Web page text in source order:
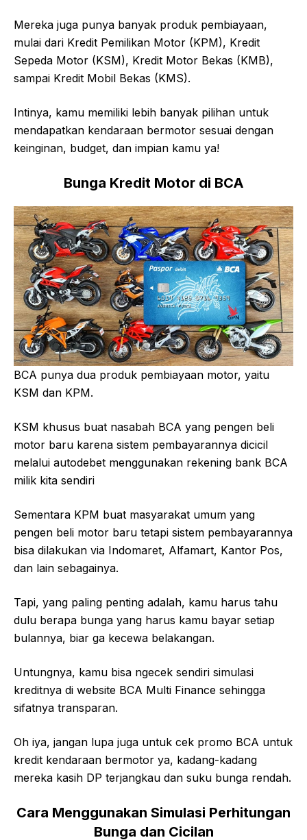
Mereka juga punya banyak produk pembiayaan,
mulai dari Kredit Pemilikan Motor (KPM), Kredit
Sepeda Motor (KSM), Kredit Motor Bekas (KMB),
sampai Kredit Mobil Bekas (KMS).
Intinya, kamu memiliki lebih banyak pilihan untuk
mendapatkan kendaraan bermotor sesuai dengan
keinginan, budget, dan impian kamu ya!
Bunga Kredit Motor di BCA
BCA punya dua produk pembiayaan motor, yaitu
KSM dan KPM.
KSM khusus buat nasabah BCA yang pengen beli
motor baru karena sistem pembayarannya dicicil
melalui autodebet menggunakan rekening bank BCA
milik kita sendiri
Sementara KPM buat masyarakat umum yang
pengen beli motor baru tetapi sistem pembayarannya
bisa dilakukan via Indomaret, Alfamart, Kantor Pos,
dan lain sebagainya.
Tapi, yang paling penting adalah, kamu harus tahu
dulu berapa bunga yang harus kamu bayar setiap
bulannya, biar ga kecewa belakangan.
Untungnya, kamu bisa ngecek sendiri simulasi
kreditnya di website BCA Multi Finance sehingga
sifatnya transparan.
Oh iya, jangan lupa juga untuk cek promo BCA untuk
kredit kendaraan bermotor ya, kadang-kadang
mereka kasih DP terjangkau dan suku bunga rendah.
Cara Menggunakan Simulasi Perhitungan
Bunga dan Cicilan